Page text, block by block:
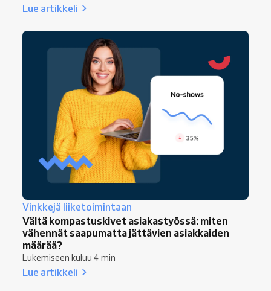
Lue artikkeli
Vinkkejä liiketoimintaan
Vältä kompastuskivet asiakastyössä: miten
vähennät saapumatta jättävien asiakkaiden
määrää?
Lukemiseen kuluu 4 min
Lue artikkeli